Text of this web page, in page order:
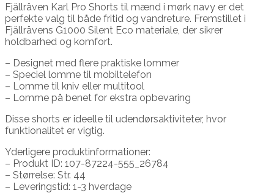
Fjällräven Karl Pro Shorts til mænd i mørk navy er det
perfekte valg til både fritid og vandreture. Fremstillet i
Fjällrävens G1000 Silent Eco materiale, der sikrer
holdbarhed og komfort.
– Designet med flere praktiske lommer
– Speciel lomme til mobiltelefon
– Lomme til kniv eller multitool
– Lomme på benet for ekstra opbevaring
Disse shorts er ideelle til udendørsaktiviteter, hvor
funktionalitet er vigtig.
Yderligere produktinformationer:
– Produkt ID: 107-87224-555_26784
– Størrelse: Str. 44
– Leveringstid: 1-3 hverdage